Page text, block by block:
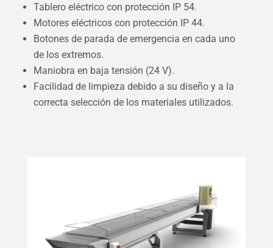
Tablero eléctrico con protección IP 54.
Motores eléctricos con protección IP 44.
Botones de parada de emergencia en cada uno
de los extremos.
Maniobra en baja tensión (24 V).
Facilidad de limpieza debido a su diseño y a la
correcta selección de los materiales utilizados.